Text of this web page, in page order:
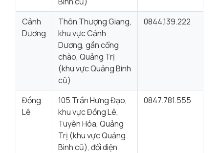
Cảnh
Dương
Thôn Thượng Giang,
khu vực Cảnh
Dương, gần cổng
chào, Quảng Trị
(khu vực Quảng Bình
cũ)
0844.139.222
Đồng
Lê
105 Trần Hưng Đạo,
khu vực Đồng Lê,
Tuyên Hóa, Quảng
Trị (khu vực Quảng
Bình cũ), đối diện
0847.781.555